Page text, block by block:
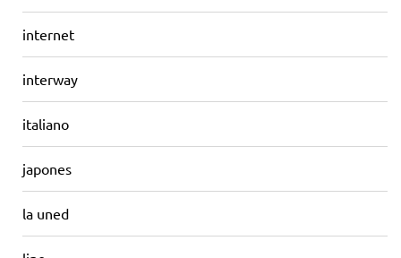
internet
interway
italiano
japones
la uned